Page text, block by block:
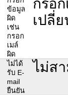
ข้อมูล
ผิด
เช่น
กรอก
เมล์
ผิด
กรอ
เปลี่
ไม่ได้
รับ E-
mail
ยืนยัน
ไม่ส